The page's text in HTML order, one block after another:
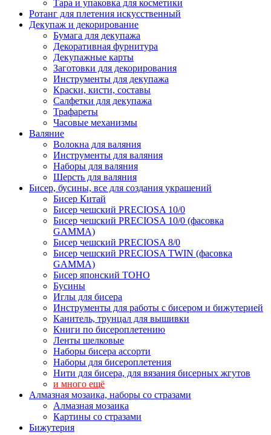
Тара и упаковка для косметики
Ротанг для плетения искусственный
Декупаж и декорирование
Бумага для декупажа
Декоративная фурнитура
Декупажные карты
Заготовки для декорирования
Инструменты для декупажа
Краски, кисти, составы
Салфетки для декупажа
Трафареты
Часовые механизмы
Валяние
Волокна для валяния
Инструменты для валяния
Наборы для валяния
Шерсть для валяния
Бисер, бусины, все для создания украшений
Бисер Китай
Бисер чешский PRECIOSA 10/0
Бисер чешский PRECIOSA 10/0 (фасовка
GAMMA)
Бисер чешский PRECIOSA 8/0
Бисер чешский PRECIOSA TWIN (фасовка
GAMMA)
Бисер японский TOHO
Бусины
Иглы для бисера
Инструменты для работы с бисером и бижутерией
Канитель, трунцал для вышивки
Книги по бисероплетению
Ленты шелковые
Наборы бисера ассорти
Наборы для бисероплетения
Нити для бисера, для вязания бисерных жгутов
и много ещё
Алмазная мозаика, наборы со стразами
Алмазная мозаика
Картины co стразами
Бижутерия